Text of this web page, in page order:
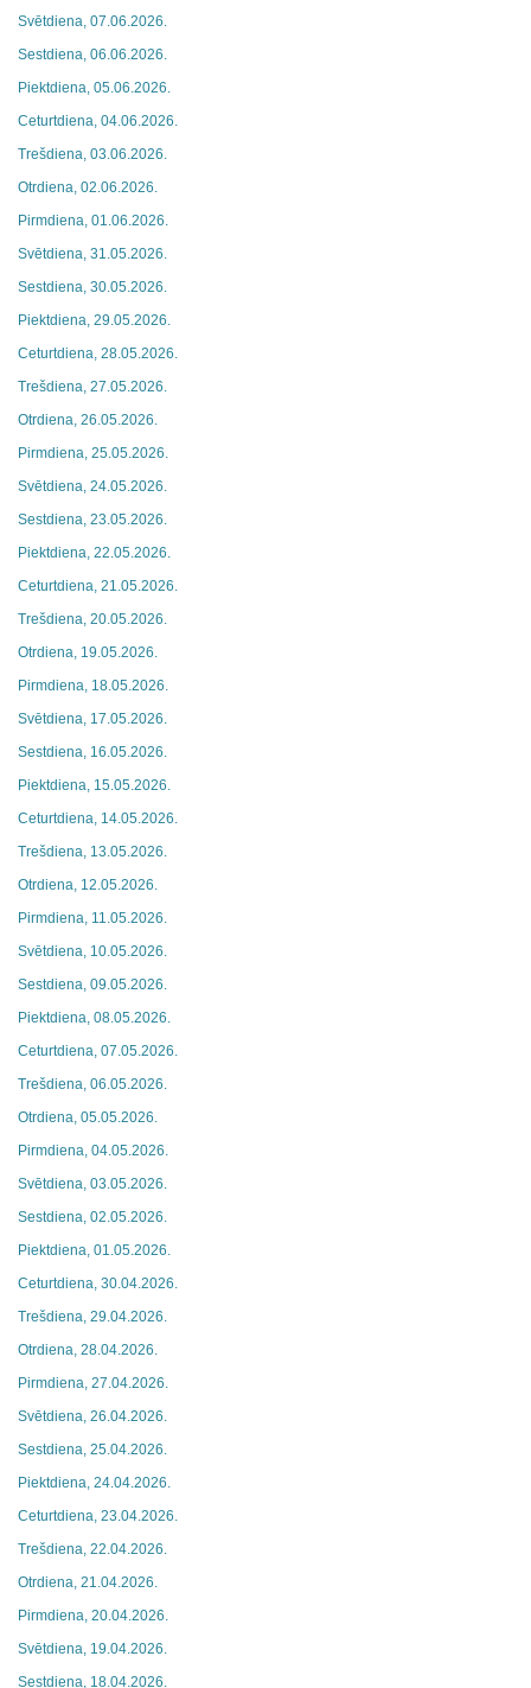
Svētdiena, 07.06.2026.
Sestdiena, 06.06.2026.
Piektdiena, 05.06.2026.
Ceturtdiena, 04.06.2026.
Trešdiena, 03.06.2026.
Otrdiena, 02.06.2026.
Pirmdiena, 01.06.2026.
Svētdiena, 31.05.2026.
Sestdiena, 30.05.2026.
Piektdiena, 29.05.2026.
Ceturtdiena, 28.05.2026.
Trešdiena, 27.05.2026.
Otrdiena, 26.05.2026.
Pirmdiena, 25.05.2026.
Svētdiena, 24.05.2026.
Sestdiena, 23.05.2026.
Piektdiena, 22.05.2026.
Ceturtdiena, 21.05.2026.
Trešdiena, 20.05.2026.
Otrdiena, 19.05.2026.
Pirmdiena, 18.05.2026.
Svētdiena, 17.05.2026.
Sestdiena, 16.05.2026.
Piektdiena, 15.05.2026.
Ceturtdiena, 14.05.2026.
Trešdiena, 13.05.2026.
Otrdiena, 12.05.2026.
Pirmdiena, 11.05.2026.
Svētdiena, 10.05.2026.
Sestdiena, 09.05.2026.
Piektdiena, 08.05.2026.
Ceturtdiena, 07.05.2026.
Trešdiena, 06.05.2026.
Otrdiena, 05.05.2026.
Pirmdiena, 04.05.2026.
Svētdiena, 03.05.2026.
Sestdiena, 02.05.2026.
Piektdiena, 01.05.2026.
Ceturtdiena, 30.04.2026.
Trešdiena, 29.04.2026.
Otrdiena, 28.04.2026.
Pirmdiena, 27.04.2026.
Svētdiena, 26.04.2026.
Sestdiena, 25.04.2026.
Piektdiena, 24.04.2026.
Ceturtdiena, 23.04.2026.
Trešdiena, 22.04.2026.
Otrdiena, 21.04.2026.
Pirmdiena, 20.04.2026.
Svētdiena, 19.04.2026.
Sestdiena, 18.04.2026.